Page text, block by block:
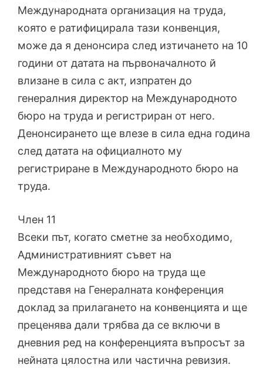
Международната организация на труда,
която е ратифицирала тази конвенция,
може да я денонсира след изтичането на 10
години от датата на първоначалното й
влизане в сила с акт, изпратен до
генералния директор на Международното
бюро на труда и регистриран от него.
Денонсирането ще влезе в сила една година
след датата на официалното му
регистриране в Международното бюро на
труда.
Член 11
Всеки път, когато сметне за необходимо,
Административният съвет на
Международното бюро на труда ще
представя на Генералната конференция
доклад за прилагането на конвенцията и ще
преценява дали трябва да се включи в
дневния ред на конференцията въпросът за
нейната цялостна или частична ревизия.